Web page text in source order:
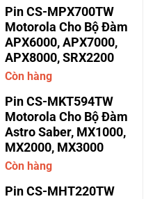
Pin CS-MPX700TW
Motorola Cho Bộ Đàm
APX6000, APX7000,
APX8000, SRX2200
Còn hàng
Pin CS-MKT594TW
Motorola Cho Bộ Đàm
Astro Saber, MX1000,
MX2000, MX3000
Còn hàng
Pin CS-MHT220TW